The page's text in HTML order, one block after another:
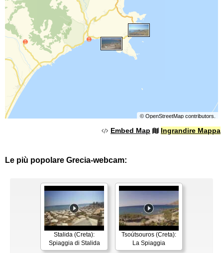
© OpenStreetMapcontributors.
Embed Map Ingrandire Mappa
Le più popolare Grecia-webcam:
Stalida (Creta):
Spiaggia di Stalida
Tsoútsouros (Creta):
La Spiaggia